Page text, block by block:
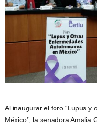
Al inaugurar el foro “Lupus y
México”, la senadora Amalia